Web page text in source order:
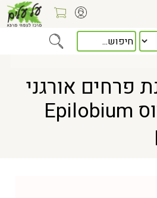
> ערברבה קטנת פרחים אורגני יבוא צמח גרוס Epilobium
פרחים אורגני
יבוא צמח גרוס Epilobium